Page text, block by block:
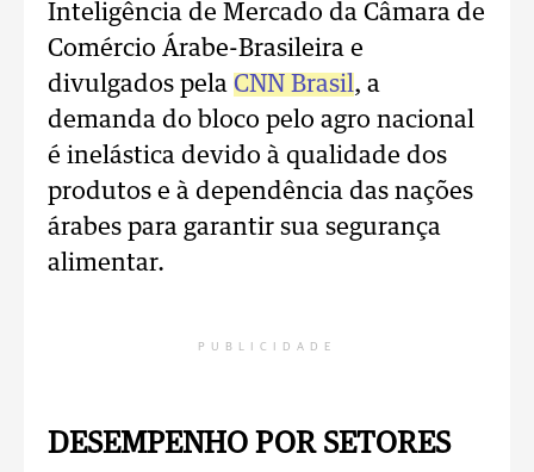
Inteligência de Mercado da Câmara de
Comércio Árabe-Brasileira e
divulgados pela CNN Brasil, a
demanda do bloco pelo agro nacional
é inelástica devido à qualidade dos
produtos e à dependência das nações
árabes para garantir sua segurança
alimentar.
PUBLICIDADE
DESEMPENHO POR SETORES